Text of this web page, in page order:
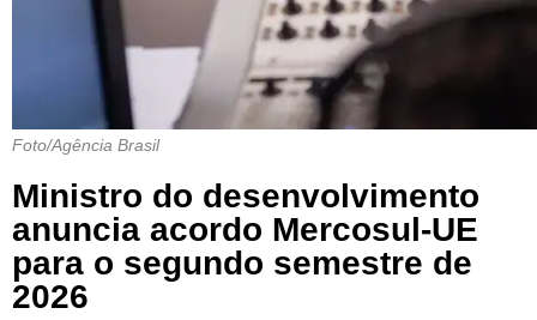
Foto/Agência Brasil
Ministro do desenvolvimento
anuncia acordo Mercosul-UE
para o segundo semestre de
2026